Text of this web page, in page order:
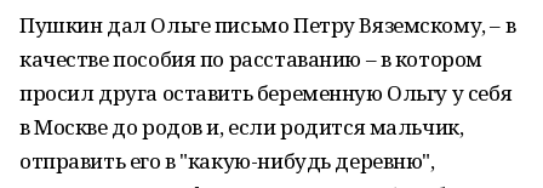
Пушкин дал Ольге письмо Петру Вяземскому, – в
качестве пособия по расставанию – в котором
просил друга оставить беременную Ольгу у себя
в Москве до родов и, если родится мальчик,
отправить его в "какую-нибудь деревню",